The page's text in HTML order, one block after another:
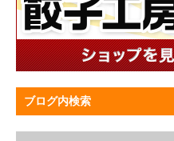
ブログ内検索